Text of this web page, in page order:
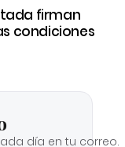
firman
condiciones
día en tu correo.